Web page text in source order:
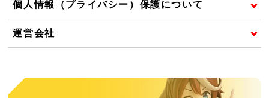
個人情報（プライバシー）保護について
運営会社